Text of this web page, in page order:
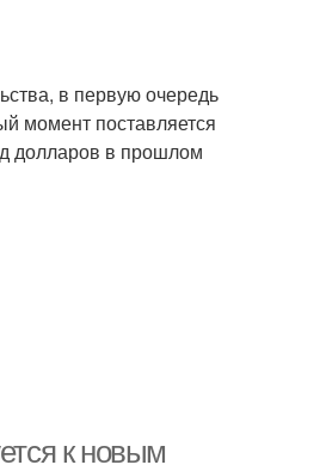
в первую очередь
момент поставляется
долларов в прошлом
к новым